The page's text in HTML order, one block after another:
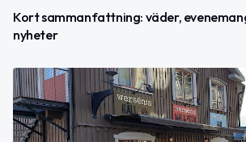
Kort sammanfattning: väder,
nyheter